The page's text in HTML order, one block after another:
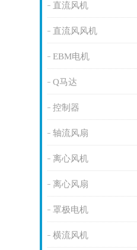
直流风机
直流风风机
EBM电机
Q马达
控制器
轴流风扇
离心风机
离心风扇
罩极电机
横流风机